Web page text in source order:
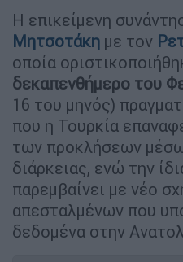
Η επικείμενη
Μητσοτάκη με τον
οποία
δεκαπενθήμερο του
16 του μηνός)
που η Τουρκία
των προκλήσεων
διάρκειας, ενώ την
παρεμβαίνει με νέο
απεσταλμένων που
δεδομένα στην